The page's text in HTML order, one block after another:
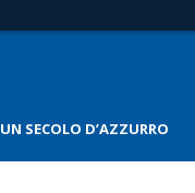
UN SECOLO D’AZZURRO